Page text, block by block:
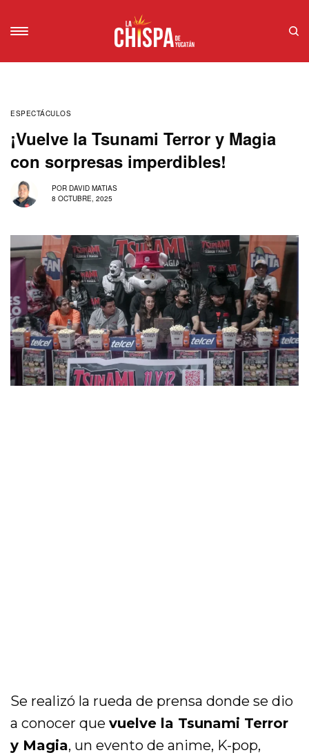
ESPECTÁCULOS
¡Vuelve la Tsunami Terror y Magia
con sorpresas imperdibles!
POR DAVID MATIAS
8 OCTUBRE, 2025
Se realizó la rueda de prensa donde se dio
a conocer quevuelve la Tsunami Terror
y Magia, un evento de anime, K-pop,